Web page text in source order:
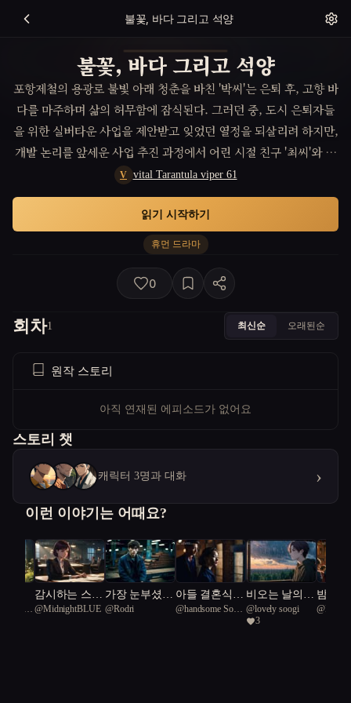
불꽃, 바다 그리고 석양
불꽃, 바다 그리고 석양
포항제철의 용광로 불빛 아래 청춘을 바친 '박씨'는 은퇴 후, 고향 바
다를 마주하며 삶의 허무함에 잠식된다. 그러던 중, 도시 은퇴자들
을 위한 실버타운 사업을 제안받고 잊었던 열정을 되살리려 하지만,
개발 논리를 앞세운 사업 추진 과정에서 어린 시절 친구 '최씨'와 갈
등하며 잊고 싶었던 과거의 상처와 마주하게 된다.
V vital Tarantula viper 61
휴먼 드라마
읽기 시작하기
0
회차1 최신순 오래된순
원작 스토리
아직 연재된 에피소드가 없어요
스토리 챗
캐릭터 3명과 대화 ›
이런 이야기는 어때요?
감시하는 스파
이 지켜야 하
@MidnightBLUE
가장 눈부셨던
시절 우리는
@Rodri
아들 결혼식에
서 축가를 부
@handsome South
비오는 날의
라일락
@lovely soogi
3
밤의
스며
@